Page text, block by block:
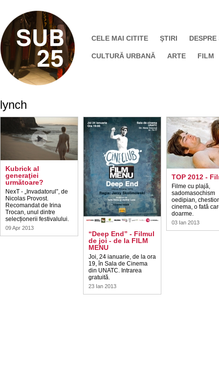
CELE MAI CITITE ŞTIRI DESPRE
CULTURĂ URBANĂ ARTE FILM
lynch
Kubrick al
generaţiei
următoare?
NexT - „Invadatorul”, de
Nicolas Provost.
Recomandat de Irina
Trocan, unul dintre
selecționerii festivalului.
09 Apr 2013
“Deep End” - Filmul
de joi - de la FILM
MENU
Joi, 24 ianuarie, de la ora
19, în Sala de Cinema
din UNATC. Intrarea
gratuită.
23 Ian 2013
TOP 2012 -
Filme cu plajă,
sadomasochism
oedipian,
cinema, o fată
doarme.
03 Ian 2013